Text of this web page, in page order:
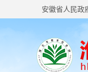
安徽省人民政